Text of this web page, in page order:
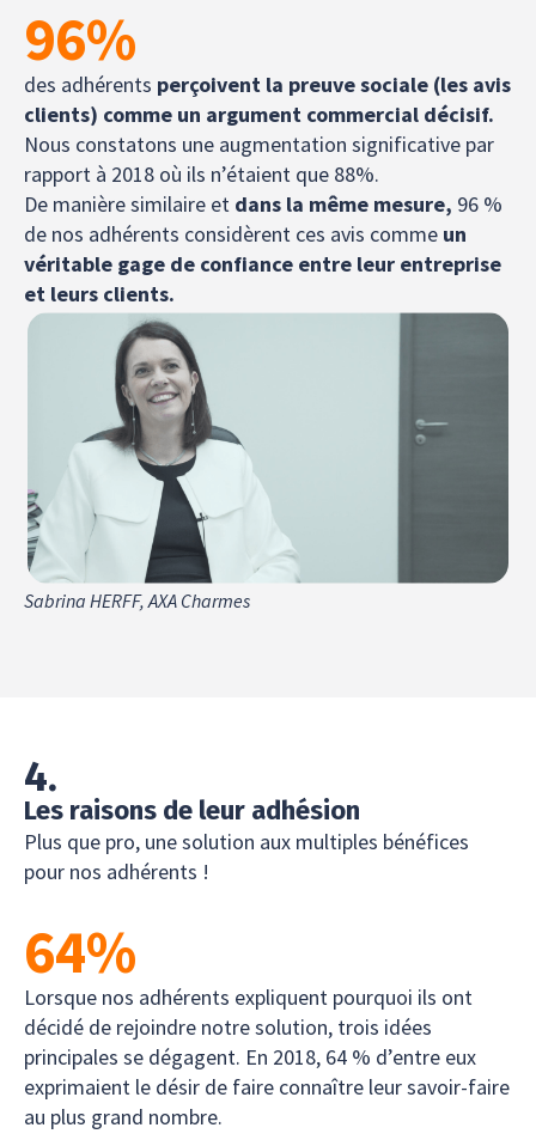
Sabrina HERFF, AXA Charmes
96%
des adhérents perçoivent la preuve sociale (les avis
clients) comme un argument commercial décisif.
Nous constatons une augmentation significative par
rapport à 2018 où ils n’étaient que 88%.
De manière similaire et dans la même mesure, 96 %
de nos adhérents considèrent ces avis comme un
véritable gage de confiance entre leur entreprise
et leurs clients.
4.
Les raisons de leur adhésion
Plus que pro, une solution aux multiples bénéfices
pour nos adhérents !
64%
Lorsque nos adhérents expliquent pourquoi ils ont
décidé de rejoindre notre solution, trois idées
principales se dégagent. En 2018, 64 % d’entre eux
exprimaient le désir de faire connaître leur savoir-faire
au plus grand nombre.